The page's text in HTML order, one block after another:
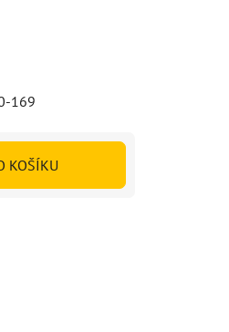
169
KOŠÍKU